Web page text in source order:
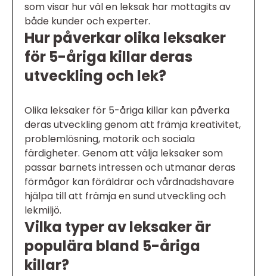
som visar hur väl en leksak har mottagits av
både kunder och experter.
Hur påverkar olika leksaker
för 5-åriga killar deras
utveckling och lek?
Olika leksaker för 5-åriga killar kan påverka
deras utveckling genom att främja kreativitet,
problemlösning, motorik och sociala
färdigheter. Genom att välja leksaker som
passar barnets intressen och utmanar deras
förmågor kan föräldrar och vårdnadshavare
hjälpa till att främja en sund utveckling och
lekmiljö.
Vilka typer av leksaker är
populära bland 5-åriga
killar?